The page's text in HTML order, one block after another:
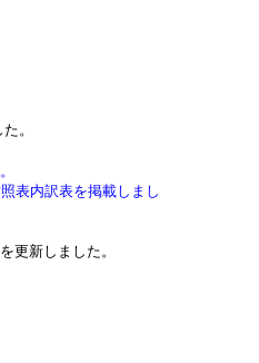
。
表内訳表を掲載しまし
更新しました。